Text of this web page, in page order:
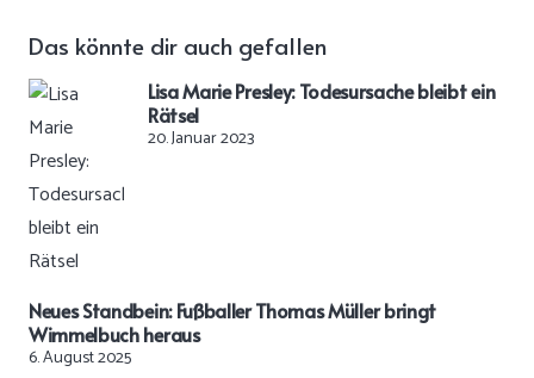
Das könnte dir auch gefallen
Lisa Marie Presley: Todesursache bleibt ein
Rätsel
20. Januar 2023
Neues Standbein: Fußballer Thomas Müller bringt
Wimmelbuch heraus
6. August 2025